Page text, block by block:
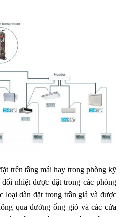
trên tầng mái hay trong phòng kỹ
nhiệt được đặt trong các phòng
loại dàn đặt trong trần giả và được
qua đường ống gió và các cửa